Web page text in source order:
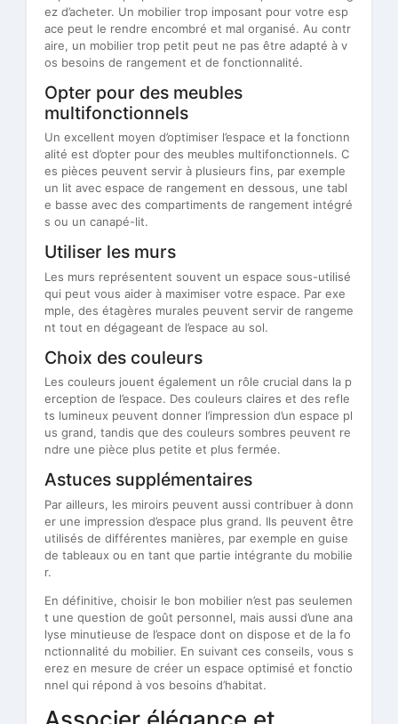
ez d’acheter. Un mobilier trop imposant pour votre esp
ace peut le rendre encombré et mal organisé. Au contr
aire, un mobilier trop petit peut ne pas être adapté à v
os besoins de rangement et de fonctionnalité.
Opter pour des meubles
multifonctionnels
Un excellent moyen d’optimiser l’espace et la fonctionn
alité est d’opter pour des meubles multifonctionnels. C
es pièces peuvent servir à plusieurs fins, par exemple
un lit avec espace de rangement en dessous, une tabl
e basse avec des compartiments de rangement intégré
s ou un canapé-lit.
Utiliser les murs
Les murs représentent souvent un espace sous-utilisé
qui peut vous aider à maximiser votre espace. Par exe
mple, des étagères murales peuvent servir de rangeme
nt tout en dégageant de l’espace au sol.
Choix des couleurs
Les couleurs jouent également un rôle crucial dans la p
erception de l’espace. Des couleurs claires et des refle
ts lumineux peuvent donner l’impression d’un espace pl
us grand, tandis que des couleurs sombres peuvent re
ndre une pièce plus petite et plus fermée.
Astuces supplémentaires
Par ailleurs, les miroirs peuvent aussi contribuer à donn
er une impression d’espace plus grand. Ils peuvent être
utilisés de différentes manières, par exemple en guise
de tableaux ou en tant que partie intégrante du mobilie
r.
En définitive, choisir le bon mobilier n’est pas seulemen
t une question de goût personnel, mais aussi d’une ana
lyse minutieuse de l’espace dont on dispose et de la fo
nctionnalité du mobilier. En suivant ces conseils, vous s
erez en mesure de créer un espace optimisé et fonctio
nnel qui répond à vos besoins d’habitat.